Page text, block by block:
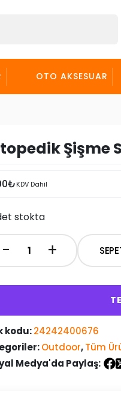
OTO AKSESUAR
Şişme
₺KDV Dahil
stokta
Ortopedik
+
-
kodu:24242400676
Outdoor,Tüm
Medya'da Paylaş: